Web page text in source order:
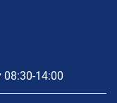
14:00